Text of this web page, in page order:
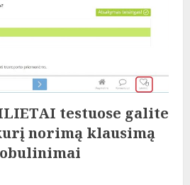
testuose galite
norimą klausimą